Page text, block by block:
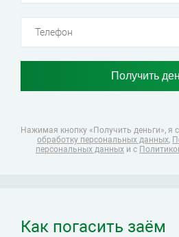
Нажимая кнопку «Получить деньги», я
обработку персональных данных,
персональных данных и с
Как погасить заём